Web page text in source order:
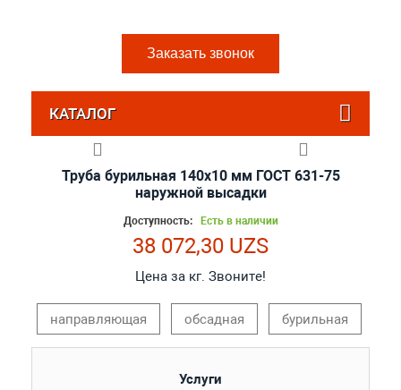
Заказать звонок
КАТАЛОГ
Труба бурильная 140x10 мм ГОСТ 631-75
наружной высадки
Доступность: Есть в наличии
38 072,30 UZS
Цена за кг. Звоните!
направляющая обсадная бурильная
Услуги